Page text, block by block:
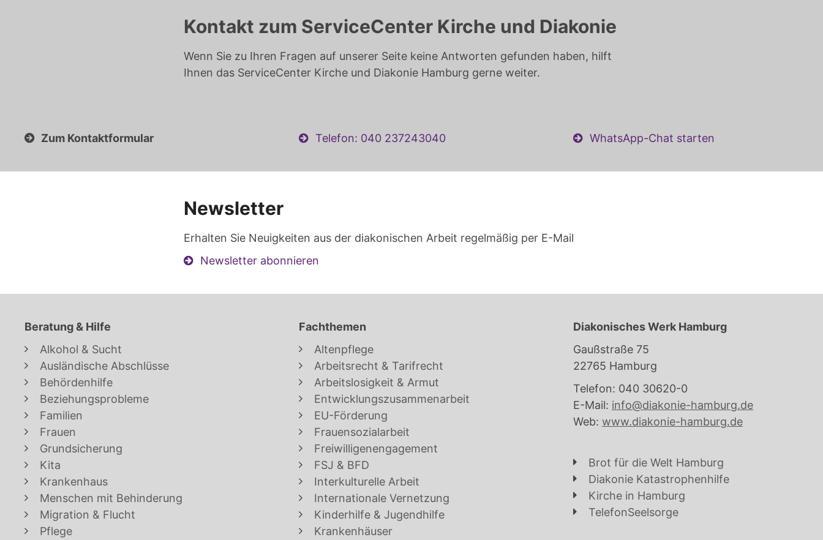
Kontakt zum ServiceCenter Kirche und Diakonie
Wenn Sie zu Ihren Fragen auf unserer Seite keine Antworten gefunden haben, hilft
Ihnen das ServiceCenter Kirche und Diakonie Hamburg gerne weiter.
Zum Kontaktformular Telefon: 040 237243040 WhatsApp-Chat starten
Newsletter
Erhalten Sie Neuigkeiten aus der diakonischen Arbeit regelmäßig per E-Mail
Newsletter abonnieren
Beratung & Hilfe
Alkohol & Sucht
Ausländische Abschlüsse
Behördenhilfe
Beziehungsprobleme
Familien
Frauen
Grundsicherung
Kita
Krankenhaus
Menschen mit Behinderung
Migration & Flucht
Pflege
Fachthemen
Altenpflege
Arbeitsrecht & Tarifrecht
Arbeitslosigkeit & Armut
Entwicklungszusammenarbeit
EU-Förderung
Frauensozialarbeit
Freiwilligenengagement
FSJ & BFD
Interkulturelle Arbeit
Internationale Vernetzung
Kinderhilfe & Jugendhilfe
Krankenhäuser
Diakonisches Werk Hamburg
Gaußstraße 75
22765 Hamburg
Telefon: 040 30620-0
E-Mail: info@diakonie-hamburg.de
Web: www.diakonie-hamburg.de
Brot für die Welt Hamburg
Diakonie Katastrophenhilfe
Kirche in Hamburg
TelefonSeelsorge